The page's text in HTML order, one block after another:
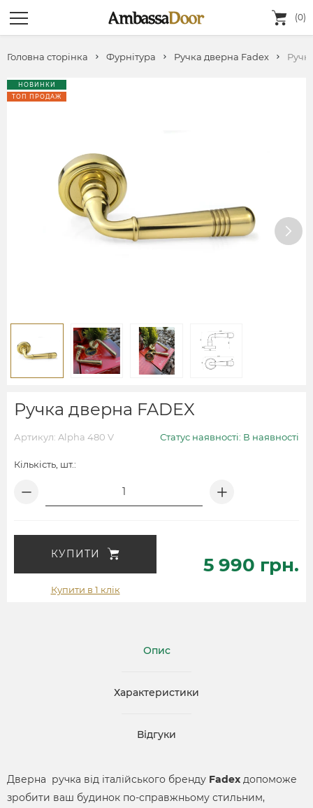
(0)
Головна сторінка Фурнітура Ручка дверна Fadeх
НОВИНКИ
ТОП ПРОДАЖ
Ручка дверна FADEX
Артикул: Alpha 480 V Статус наявності: В наявності
Кількість, шт.:
КУПИТИ
Купити в 1 клік
5 990 грн.
Опис
Характеристики
Відгуки
Дверна ручка від італійського бренду Fadex допоможе
зробити ваш будинок по-справжньому стильним,